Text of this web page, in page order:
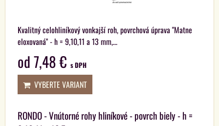
Kvalitný celohliníkový vonkajší roh, povrchová úprava "Matne
eloxovaná" - h = 9,10,11 a 13 mm,...
od 7,48 € s DPH
VYBERTE VARIANT
RONDO - Vnútorné rohy hliníkové - povrch biely - h =